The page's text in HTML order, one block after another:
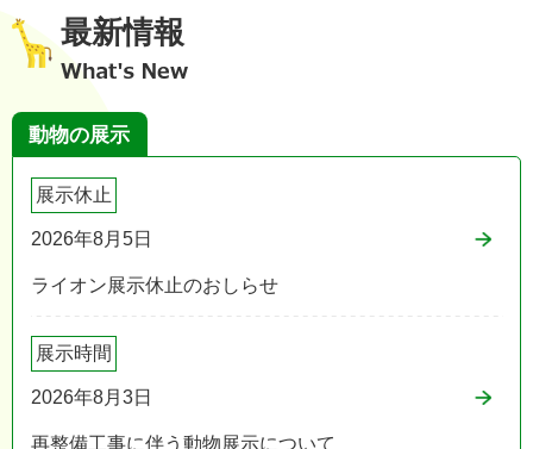
最新情報
動物の展示
展示休止
2026年8月5日
ライオン展示休止のおしらせ
展示時間
2026年8月3日
再整備工事に伴う動物展示について